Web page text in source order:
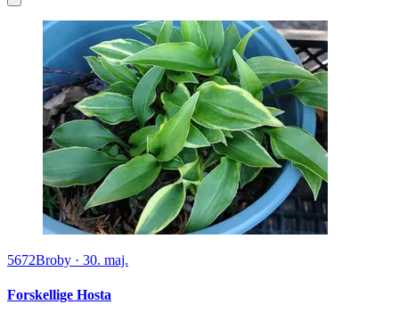
5672Broby · 30. maj.
Forskellige Hosta